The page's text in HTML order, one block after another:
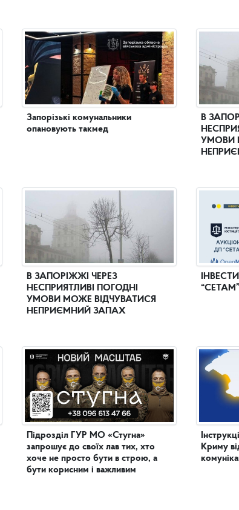
Запорізькі комунальники
опановують такмед
В ЗАПОРІЖЖІ ЧЕРЕЗ
НЕСПРИЯТЛИВІ ПОГОДНІ
УМОВИ МОЖЕ ВІДЧУВАТИСЯ
НЕПРИЄМНИЙ ЗАПАХ
Підрозділ ГУР МО «Стугна»
запрошує до своїх лав тих, хто
хоче не просто бути в строю, а
бути корисним і важливим
В
УМОВИ
“СЕТАМ”
Криму